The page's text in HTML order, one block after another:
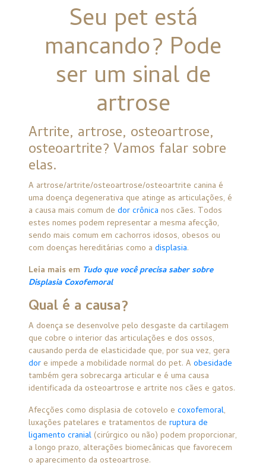
Seu pet está
mancando? Pode
ser um sinal de
artrose
Artrite, artrose, osteoartrose,
osteoartrite? Vamos falar sobre
elas.
A artrose/artrite/osteoartrose/osteoartrite canina é
uma doença degenerativa que atinge as articulações, é
a causa mais comum dedor crônica nos cães. Todos
estes nomes podem representar a mesma afecção,
sendo mais comum em cachorros idosos, obesos ou
com doenças hereditárias como adisplasia.
Leia mais em Tudo que você precisa saber sobre
Displasia Coxofemoral
Qual é a causa?
A doença se desenvolve pelo desgaste da cartilagem
que cobre o interior das articulações e dos ossos,
causando perda de elasticidade que, por sua vez, gera
dor e impede a mobilidade normal do pet. Aobesidade
também gera sobrecarga articular e é uma causa
identificada da osteoartrose e artrite nos cães e gatos.
Afecções como displasia de cotovelo ecoxofemoral,
luxações patelares e tratamentos deruptura de
ligamento cranial (cirúrgico ou não) podem proporcionar,
a longo prazo, alterações biomecânicas que favorecem
o aparecimento da osteoartrose.